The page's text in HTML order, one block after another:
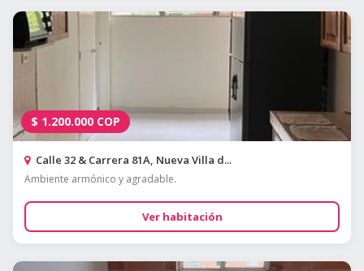
$ 1.200.000 COP
Calle 32 & Carrera 81A, Nueva Villa d...
Ambiente armónico y agradable.
Ver habitación